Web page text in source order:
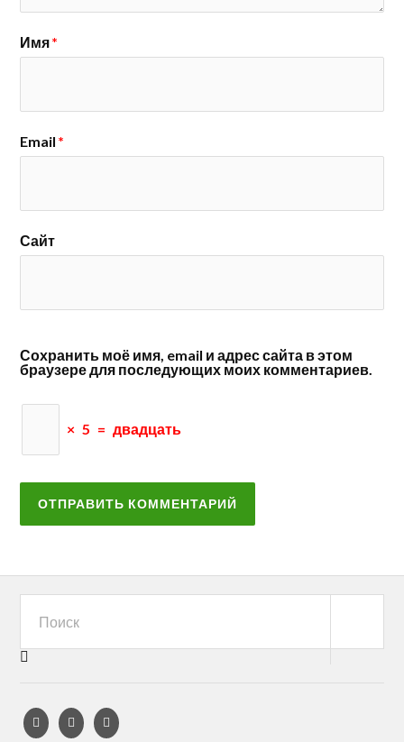
Имя*
Email *
Сайт
Сохранить моё имя, email и адрес сайта в этом
браузере для последующих моих комментариев.
× 5 = двадцать